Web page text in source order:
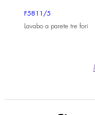
F5811/5
Lavabo a parete tre fori